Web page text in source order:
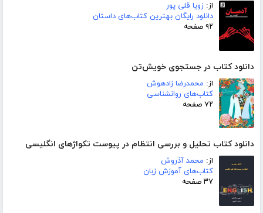
از: زویا قلی پور
دانلود رایگان بهترین کتاب‌های داستان
۹۲ صفحه
دانلود کتاب در جستجوی خویش‌تن
از: محمدرضا زادهوش
کتاب‌های روانشناسی
۷۲ صفحه
دانلود کتاب تحلیل و بررسی انتظام در پیوست تکواژهای انگلیسی
از: محمد آذروش
کتاب‌های آموزش زبان
۳۷ صفحه